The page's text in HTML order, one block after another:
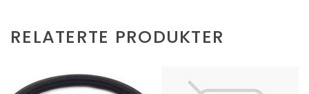
RELATERTE PRODUKTER